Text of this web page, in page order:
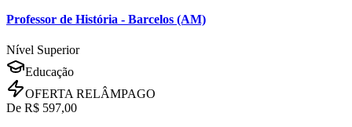
Professor de História - Barcelos (AM)
Nível Superior
Educação
OFERTA RELÂMPAGO
De R$ 597,00